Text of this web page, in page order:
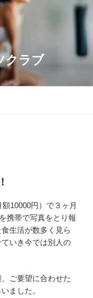
クラブ
10000円）で３ヶ月
携帯で写真をとり報
生活が数多く見ら
いき今では別人の
ご要望に合わせた
ました。